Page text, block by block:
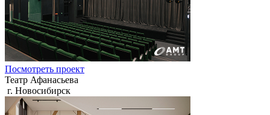
Посмотреть проект
Театр Афанасьева
г. Новосибирск